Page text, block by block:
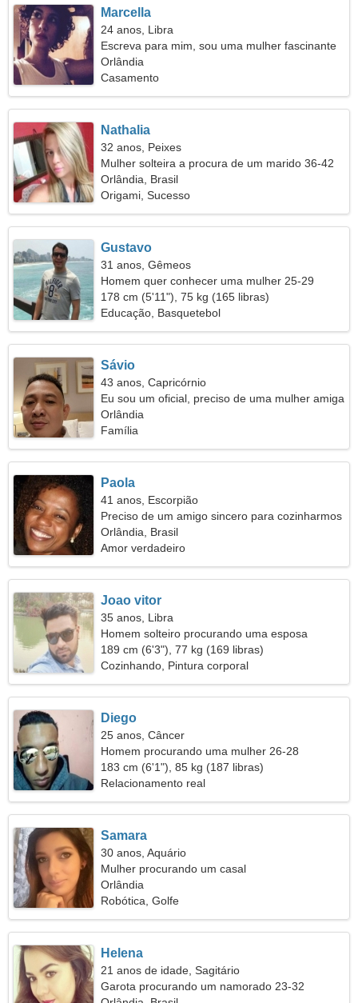
Marcella
24 anos, Libra
Escreva para mim, sou uma mulher fascinante
Orlândia
Casamento
Nathalia
32 anos, Peixes
Mulher solteira a procura de um marido 36-42
Orlândia, Brasil
Origami, Sucesso
Gustavo
31 anos, Gêmeos
Homem quer conhecer uma mulher 25-29
178 cm (5'11"), 75 kg (165 libras)
Educação, Basquetebol
Sávio
43 anos, Capricórnio
Eu sou um oficial, preciso de uma mulher amiga
Orlândia
Família
Paola
41 anos, Escorpião
Preciso de um amigo sincero para cozinharmos
juntos
Orlândia, Brasil
Amor verdadeiro
Joao vitor
35 anos, Libra
Homem solteiro procurando uma esposa
189 cm (6'3"), 77 kg (169 libras)
Cozinhando, Pintura corporal
Diego
25 anos, Câncer
Homem procurando uma mulher 26-28
183 cm (6'1"), 85 kg (187 libras)
Relacionamento real
Samara
30 anos, Aquário
Mulher procurando um casal
Orlândia
Robótica, Golfe
Helena
21 anos de idade, Sagitário
Garota procurando um namorado 23-32